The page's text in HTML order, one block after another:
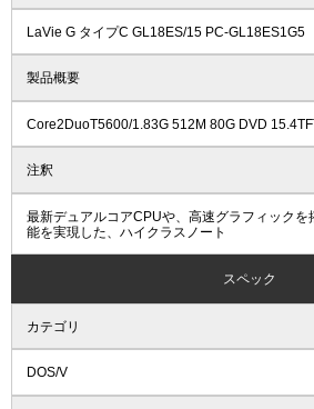
LaVie G タイプC GL18ES/15 PC-GL18ES1G5
製品概要
Core2DuoT5600/1.83G 512M 80G DVD
注釈
最新デュアルコアCPUや、高速グラフィック
能を実現した、ハイクラスノート
スペック
カテゴリ
DOS/V